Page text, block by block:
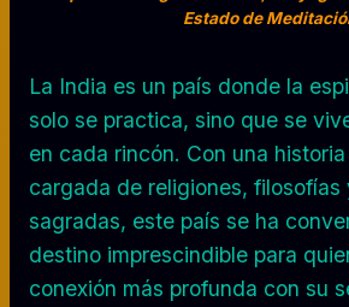
Estado de
La India es un país donde la
solo se practica, sino que se
en cada rincón. Con una
cargada de religiones, filosofías
sagradas, este país se ha
destino imprescindible para
conexión más profunda con su